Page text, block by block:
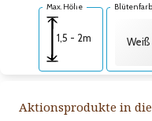
Max. Höhe
1,5 - 2m Weiß
Aktionsprodukte in